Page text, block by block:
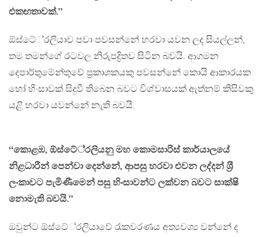
එකඟතාවක්.’’
ඕස්ටේ‍්‍රලියාව පවා පවසන්නේ හරවා යවන ලද සියල්ලන්,
තම තමන්ගේ රටවල නිරුපද්‍රිතව සිටින බවයි. ආගමන
දෙපාර්තුමේන්තුවේ ප‍්‍රකාශකයකු පවසන්නේ කොයි ආකාරයක
හෝ හිංසාවක් සිදුවී තිබෙන බවට විශ්වාසයක් ඇත්නම් කිසිවකු
යළි හරවා යවන්නේ නැති බවයි.
‘‘කොළඹ, ඕස්ටේ‍්‍රලියනු මහ කොමසාරිස් කාර්යාලයේ
නිළධාරීන් පෙන්වා දෙන්නේ, ආපසු හරවා එවන ලද්දන් ශ‍්‍රී
ලංකාවට පැමිණීමෙන් පසු හිංසාවන්ට ලක්වන බවට සාක්ෂි
නොමැති බවයි.’’
ඔවුන්ට ඕස්ටේ‍්‍රලියාවේ රැකවරණය අත්‍යවශ්‍ය වන්නේ ද